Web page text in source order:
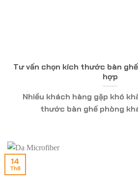
Tư vấn chọn kích thước bàn
hợp
Nhiều khách hàng gặp khó
thước bàn ghế phòng
14
Th8